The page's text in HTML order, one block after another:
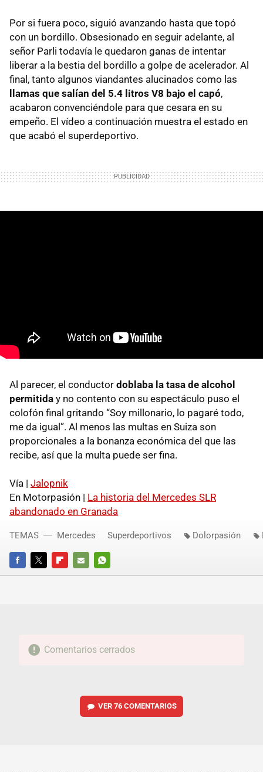
Por si fuera poco, siguió avanzando hasta que topó
con un bordillo. Obsesionado en seguir adelante, al
señor Parli todavía le quedaron ganas de intentar
liberar a la bestia del bordillo a golpe de acelerador. Al
final, tanto algunos viandantes alucinados como las
llamas que salían del 5.4 litros V8 bajo el capó,
acabaron convenciéndole para que cesara en su
empeño. El vídeo a continuación muestra el estado en
que acabó el superdeportivo.
Al parecer, el conductor doblaba la tasa de alcohol
permitida y no contento con su espectáculo puso el
colofón final gritando “Soy millonario, lo pagaré todo,
me da igual”. Al menos las multas en Suiza son
proporcionales a la bonanza económica del que las
recibe, así que la multa puede ser fina.
Vía | Jalopnik
En Motorpasión | La historia del Mercedes SLR
abandonado en Granada
FACEBOOKTWITTERFLIPBOARD
E-
WHATSAPP
TEMAS Mercedes Superdeportivos Dolorpasión
Comentarios cerrados
VER 76 COMENTARIOS